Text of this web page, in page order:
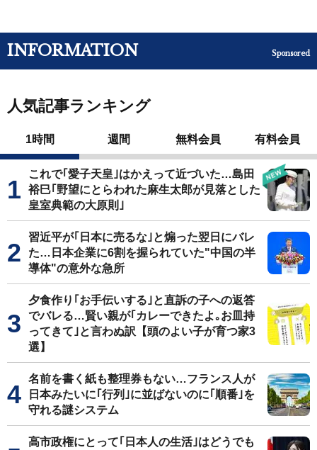
INFORMATION Sponsored
人気記事ランキング
1時間 週間 無料会員 有料会員
これで｢愛子天皇｣はかえって近づいた…島田
裕巳｢野望にとらわれた麻生太郎が見落とした
皇室典範の大原則｣
習近平が｢日本に売るな｣と煽った翌日にバレ
た…日本企業に6割を握られていた"中国の半
導体"の意外な急所
夕食作り｢お手伝いする｣と直訴の子への返答
でバレる…賢い親が｢カレーできたよ｡お皿持
ってきて｣と言わぬ訳【頭のよい子が育つ家3
選】
名前を書く紙も整理券もない…フランス人が
日本みたいに｢行列｣に並ばないのに｢順番｣を
守れる謎システム
高市政権にとって｢日本人の生活｣はどうでも